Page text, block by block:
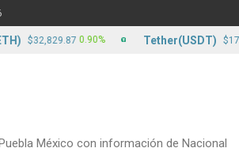
México con información de Nacional
0.90% Tether(USDT) $17.13